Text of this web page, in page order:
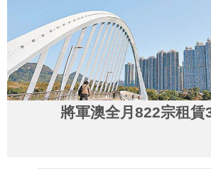
將軍澳全月822宗租賃